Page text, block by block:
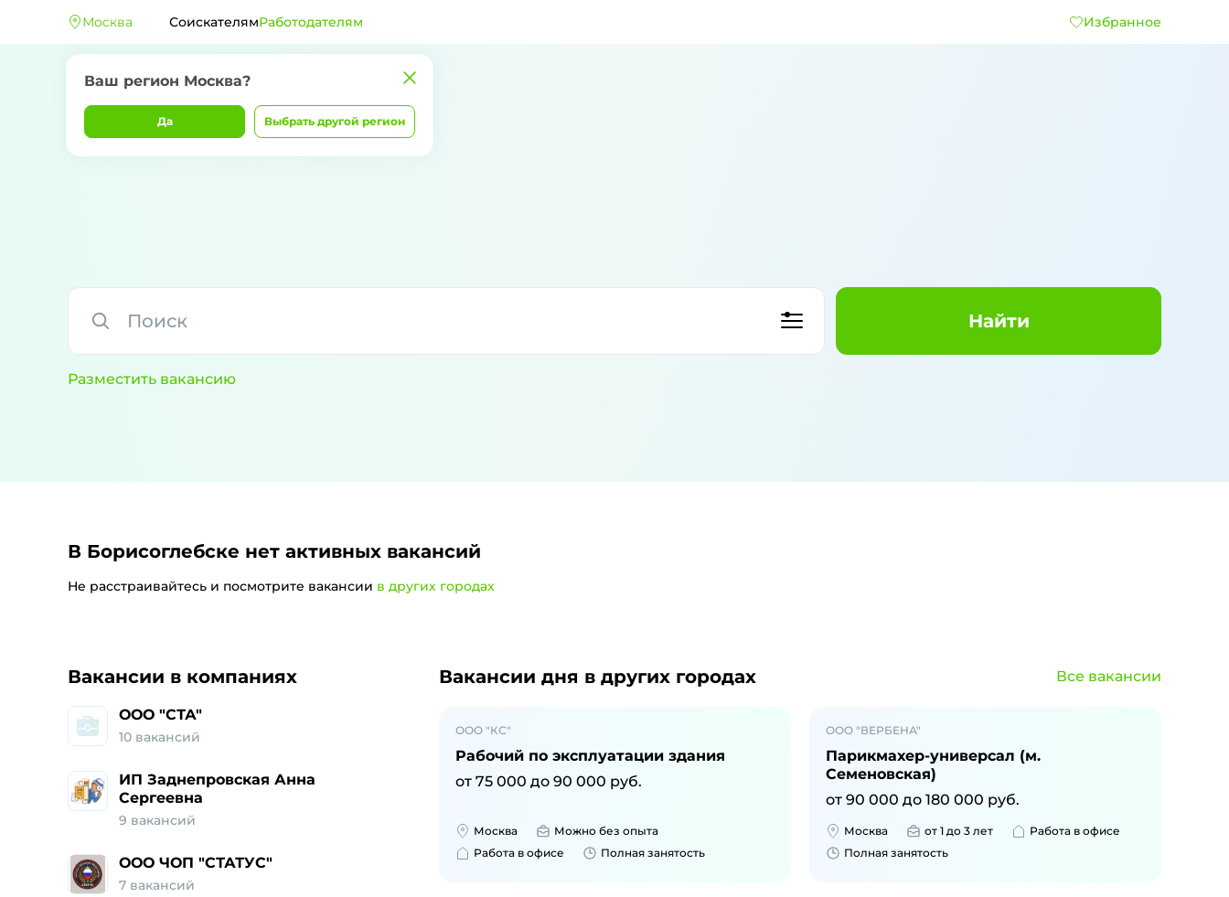
Москва
Ваш регион Москва?
Да Выбрать другой регион
СоискателямРаботодателям Избранное
Найти
Разместить вакансию
В Борисоглебске нет активных вакансий
Не расстраивайтесь и посмотрите вакансии в других городах
Работа и вакансии в Борисоглебске
Вакансии в компаниях
ООО "СТА"
10 вакансий
ИП Заднепровская Анна
Сергеевна
9 вакансий
ООО ЧОП "СТАТУС"
7 вакансий
Вакансии дня в других городах Все вакансии
ООО "КС"
Рабочий по эксплуатации здания
от 75 000 до 90 000 руб.
Москва
Можно без опыта
Работа в офисе
Полная занятость
ООО "ВЕРБЕНА"
Парикмахер-универсал (м.
Семеновская)
от 90 000 до 180 000 руб.
Москва от 1 до 3 лет
Работа в офисе
Полная занятость